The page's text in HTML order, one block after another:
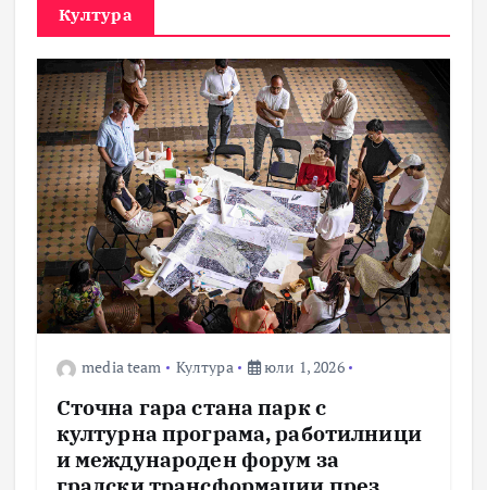
Култура
media team Култура юли 1, 2026
Сточна гара стана парк с
културна програма, работилници
и международен форум за